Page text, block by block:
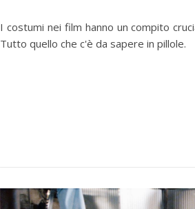
I costumi nei film hanno un compito
Tutto quello che c'è da sapere in pillole.